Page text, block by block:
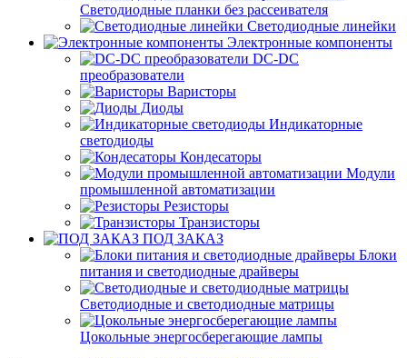
Светодиодные планки без рассеивателя
Светодиодные линейки
Электронные компоненты
DC-DC
преобразователи
Варисторы
Диоды
Индикаторные
светодиоды
Кондесаторы
Модули
промышленной автоматизации
Резисторы
Транзисторы
ПОД ЗАКАЗ
Блоки
питания и светодиодные драйверы
Светодиодные и светодиодные матрицы
Цокольные энергосберегающие лампы